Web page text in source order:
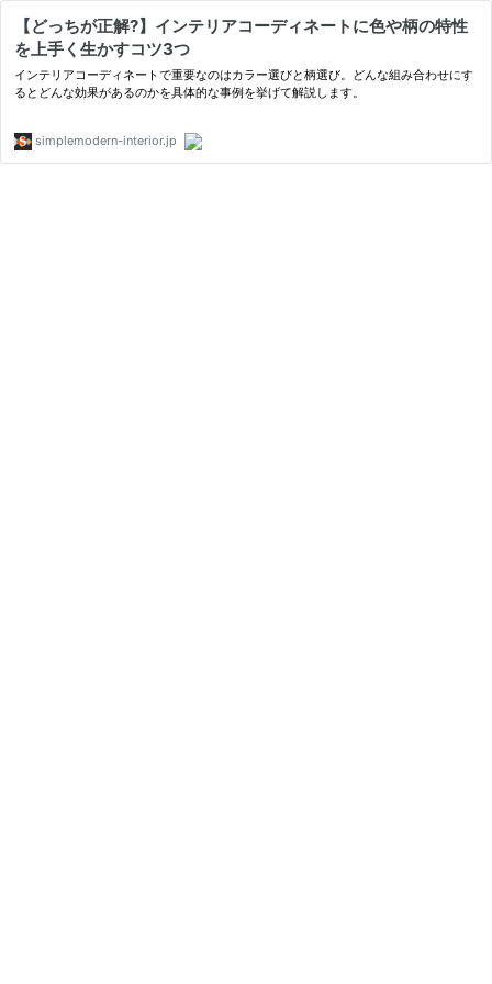
【どっちが正解?】インテリアコーディネートに色や柄の特性
を上手く生かすコツ3つ
インテリアコーディネートで重要なのはカラー選びと柄選び。どんな組み合わせにす
るとどんな効果があるのかを具体的な事例を挙げて解説します。
simplemodern-interior.jp